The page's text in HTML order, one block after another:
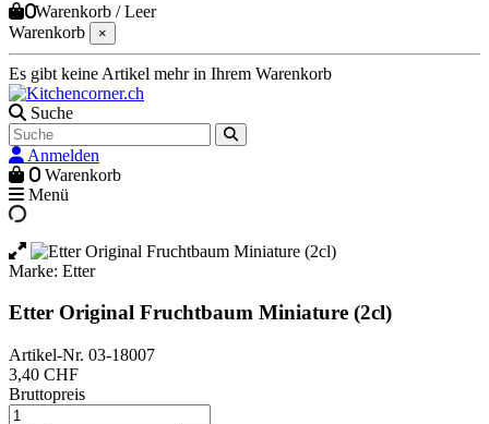
0Warenkorb /Leer
Warenkorb
×
Es gibt keine Artikel mehr in Ihrem Warenkorb
Suche
Anmelden
0 Warenkorb
Menü
Marke: Etter
Etter Original Fruchtbaum Miniature (2cl)
Artikel-Nr. 03-18007
3,40 CHF
Bruttopreis